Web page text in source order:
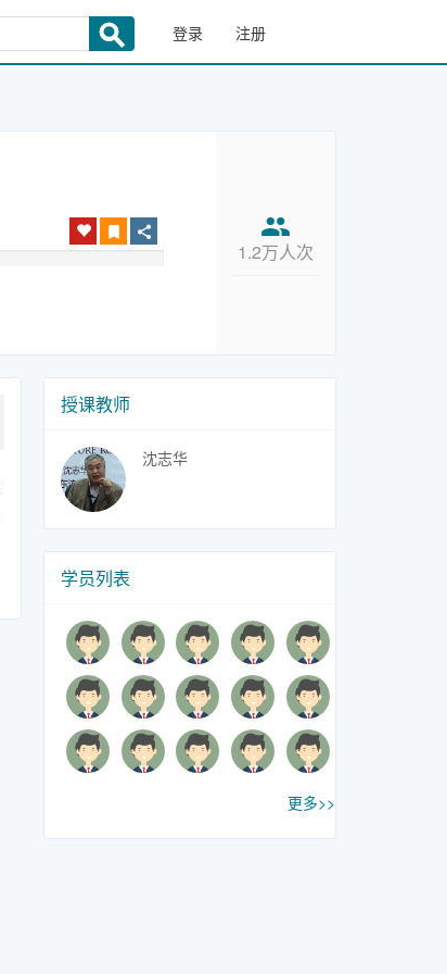
登录 注册
1.2万人次
授课教师
沈志华
学员列表
更多>>